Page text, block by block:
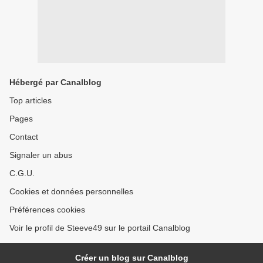
Hébergé par Canalblog
Top articles
Pages
Contact
Signaler un abus
C.G.U.
Cookies et données personnelles
Préférences cookies
Voir le profil de Steeve49 sur le portail Canalblog
Créer un blog sur Canalblog